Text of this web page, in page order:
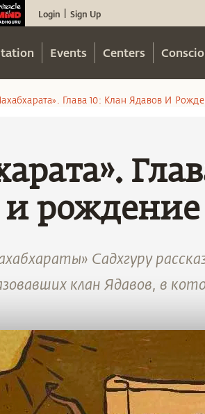
Login Sign Up
Events Centers
Глава 10: Клан Ядавов И
и
Садхгуру
клан Ядавов, в